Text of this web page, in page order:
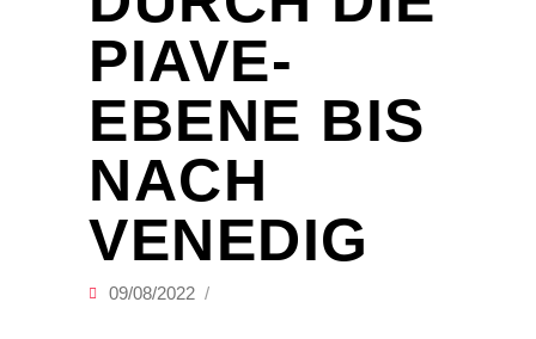
PIAVE-
EBENE BIS
NACH
VENEDIG
09/08/2022